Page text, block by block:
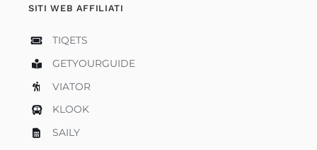
SITI WEB AFFILIATI
TIQETS
GETYOURGUIDE
VIATOR
KLOOK
SAILY